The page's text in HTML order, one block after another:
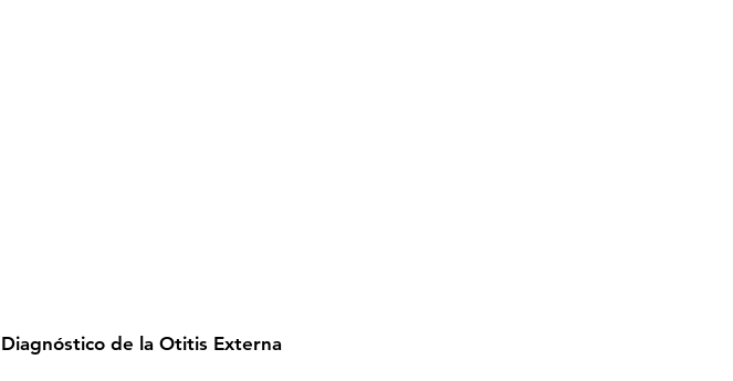
Diagnóstico de la Otitis Externa